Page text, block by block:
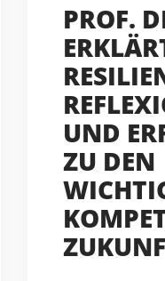
PROF.
UND
ZU DEN